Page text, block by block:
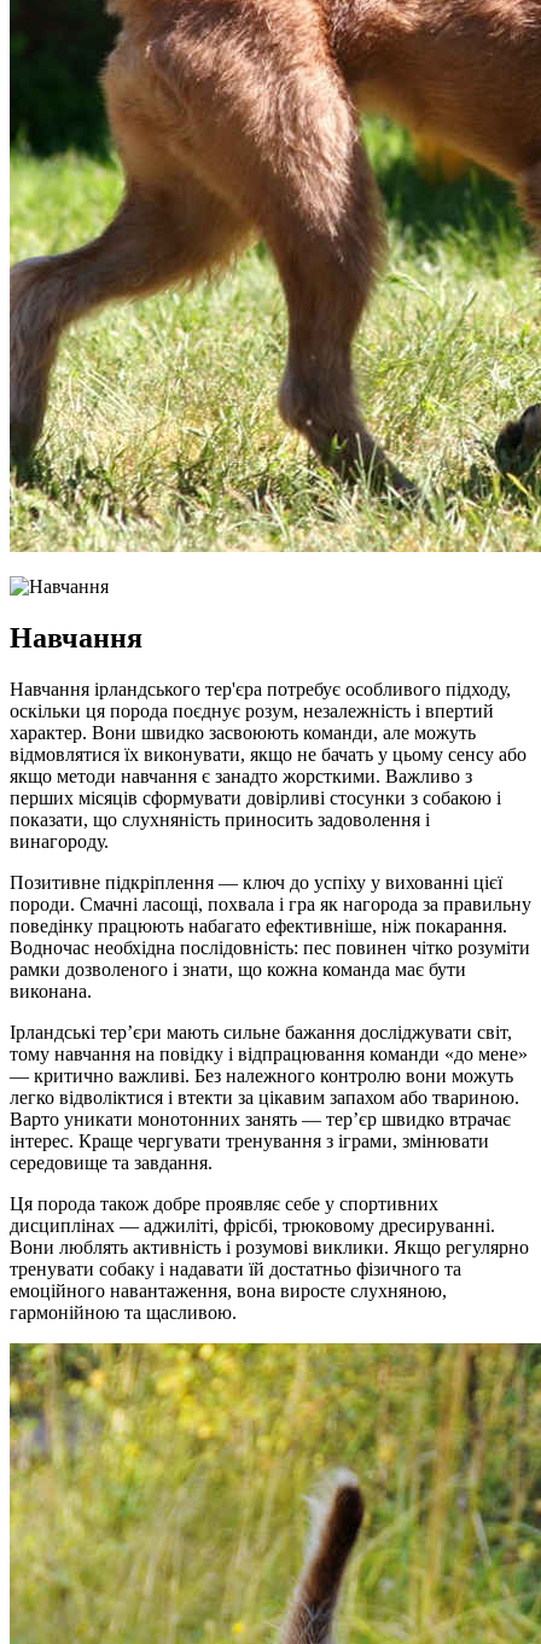
Навчання
Навчання ірландського тер'єра потребує особливого підходу,
оскільки ця порода поєднує розум, незалежність і впертий
характер. Вони швидко засвоюють команди, але можуть
відмовлятися їх виконувати, якщо не бачать у цьому сенсу або
якщо методи навчання є занадто жорсткими. Важливо з
перших місяців сформувати довірливі стосунки з собакою і
показати, що слухняність приносить задоволення і
винагороду.
Позитивне підкріплення — ключ до успіху у вихованні цієї
породи. Смачні ласощі, похвала і гра як нагорода за правильну
поведінку працюють набагато ефективніше, ніж покарання.
Водночас необхідна послідовність: пес повинен чітко розуміти
рамки дозволеного і знати, що кожна команда має бути
виконана.
Ірландські тер’єри мають сильне бажання досліджувати світ,
тому навчання на повідку і відпрацювання команди «до мене»
— критично важливі. Без належного контролю вони можуть
легко відволіктися і втекти за цікавим запахом або твариною.
Варто уникати монотонних занять — тер’єр швидко втрачає
інтерес. Краще чергувати тренування з іграми, змінювати
середовище та завдання.
Ця порода також добре проявляє себе у спортивних
дисциплінах — аджиліті, фрісбі, трюковому дресируванні.
Вони люблять активність і розумові виклики. Якщо регулярно
тренувати собаку і надавати їй достатньо фізичного та
емоційного навантаження, вона виросте слухняною,
гармонійною та щасливою.